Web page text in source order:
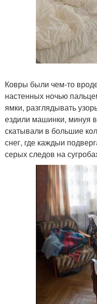
Ковры были чем-то
настенных ночью
ямки, разглядывать
ездили машинки, минуя
скатывали в большие
снег, где каждыи
серых следов на